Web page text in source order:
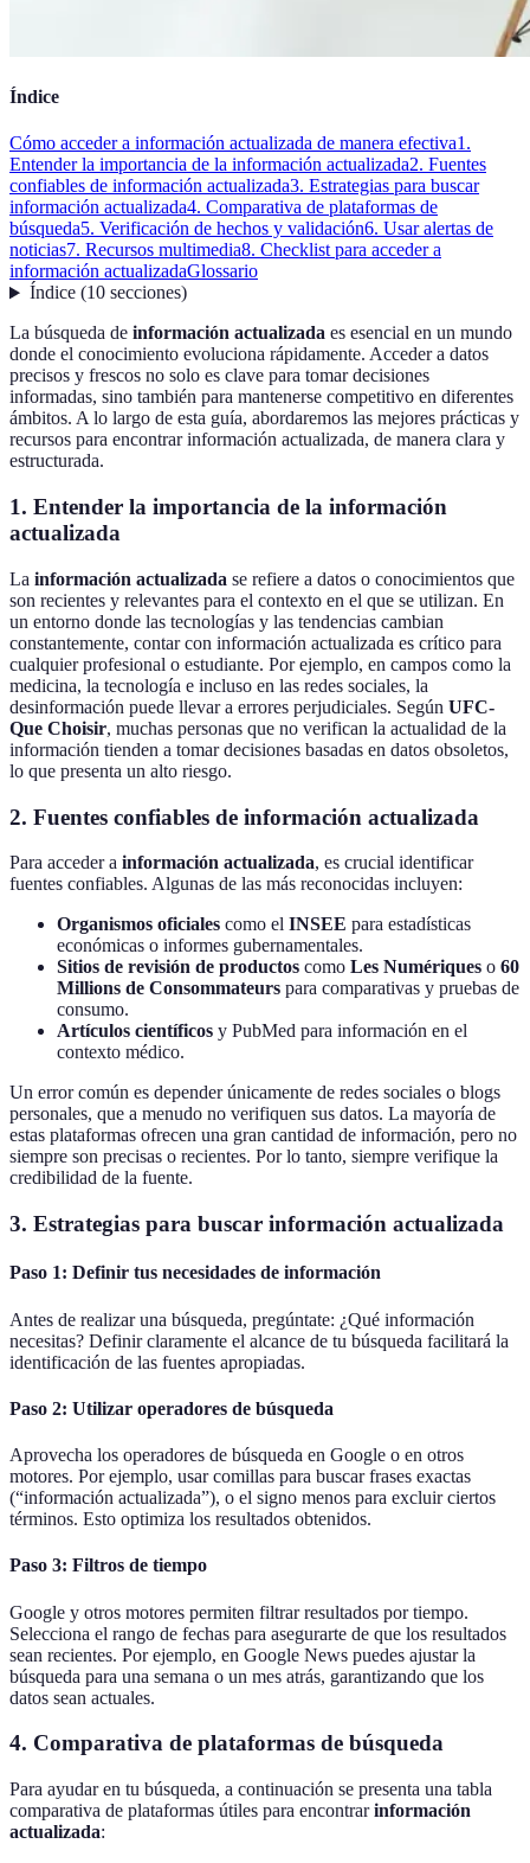
Índice
Cómo acceder a información actualizada de manera efectiva1.
Entender la importancia de la información actualizada2. Fuentes
confiables de información actualizada3. Estrategias para buscar
información actualizada4. Comparativa de plataformas de
búsqueda5. Verificación de hechos y validación6. Usar alertas de
noticias7. Recursos multimedia8. Checklist para acceder a
información actualizadaGlossario
Índice(10 secciones)
La búsqueda de información actualizada es esencial en un mundo
donde el conocimiento evoluciona rápidamente. Acceder a datos
precisos y frescos no solo es clave para tomar decisiones
informadas, sino también para mantenerse competitivo en diferentes
ámbitos. A lo largo de esta guía, abordaremos las mejores prácticas y
recursos para encontrar información actualizada, de manera clara y
estructurada.
1. Entender la importancia de la información
actualizada
La información actualizada se refiere a datos o conocimientos que
son recientes y relevantes para el contexto en el que se utilizan. En
un entorno donde las tecnologías y las tendencias cambian
constantemente, contar con información actualizada es crítico para
cualquier profesional o estudiante. Por ejemplo, en campos como la
medicina, la tecnología e incluso en las redes sociales, la
desinformación puede llevar a errores perjudiciales. Según UFC-
Que Choisir, muchas personas que no verifican la actualidad de la
información tienden a tomar decisiones basadas en datos obsoletos,
lo que presenta un alto riesgo.
2. Fuentes confiables de información actualizada
Para acceder a información actualizada, es crucial identificar
fuentes confiables. Algunas de las más reconocidas incluyen:
Organismos oficiales como el INSEE para estadísticas
económicas o informes gubernamentales.
Sitios de revisión de productos como Les Numériques o 60
Millions de Consommateurs para comparativas y pruebas de
consumo.
Artículos científicos y PubMed para información en el
contexto médico.
Un error común es depender únicamente de redes sociales o blogs
personales, que a menudo no verifiquen sus datos. La mayoría de
estas plataformas ofrecen una gran cantidad de información, pero no
siempre son precisas o recientes. Por lo tanto, siempre verifique la
credibilidad de la fuente.
3. Estrategias para buscar información actualizada
Paso 1: Definir tus necesidades de información
Antes de realizar una búsqueda, pregúntate: ¿Qué información
necesitas? Definir claramente el alcance de tu búsqueda facilitará la
identificación de las fuentes apropiadas.
Paso 2: Utilizar operadores de búsqueda
Aprovecha los operadores de búsqueda en Google o en otros
motores. Por ejemplo, usar comillas para buscar frases exactas
(“información actualizada”), o el signo menos para excluir ciertos
términos. Esto optimiza los resultados obtenidos.
Paso 3: Filtros de tiempo
Google y otros motores permiten filtrar resultados por tiempo.
Selecciona el rango de fechas para asegurarte de que los resultados
sean recientes. Por ejemplo, en Google News puedes ajustar la
búsqueda para una semana o un mes atrás, garantizando que los
datos sean actuales.
4. Comparativa de plataformas de búsqueda
Para ayudar en tu búsqueda, a continuación se presenta una tabla
comparativa de plataformas útiles para encontrarinformación
actualizada: